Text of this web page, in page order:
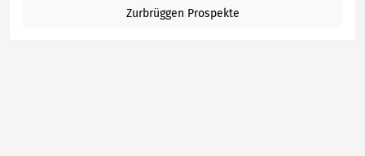
Zurbrüggen Prospekte